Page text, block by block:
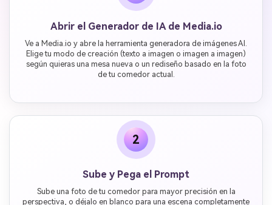
Abrir el Generador de IA de Media.io
Ve a Media.io y abre la herramienta generadora de imágenes AI.
Elige tu modo de creación (texto a imagen o imagen a imagen)
según quieras una mesa nueva o un rediseño basado en la foto
de tu comedor actual.
2
Sube y Pega el Prompt
Sube una foto de tu comedor para mayor precisión en la
perspectiva, o déjalo en blanco para una escena completamente